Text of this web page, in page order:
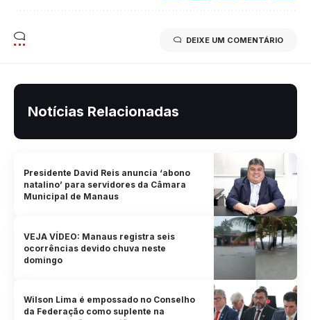
DEIXE UM COMENTÁRIO
Notícias Relacionadas
Presidente David Reis anuncia ‘abono
natalino’ para servidores da Câmara
Municipal de Manaus
VEJA VÍDEO: Manaus registra seis
ocorrências devido chuva neste
domingo
Wilson Lima é empossado no Conselho
da Federação como suplente na